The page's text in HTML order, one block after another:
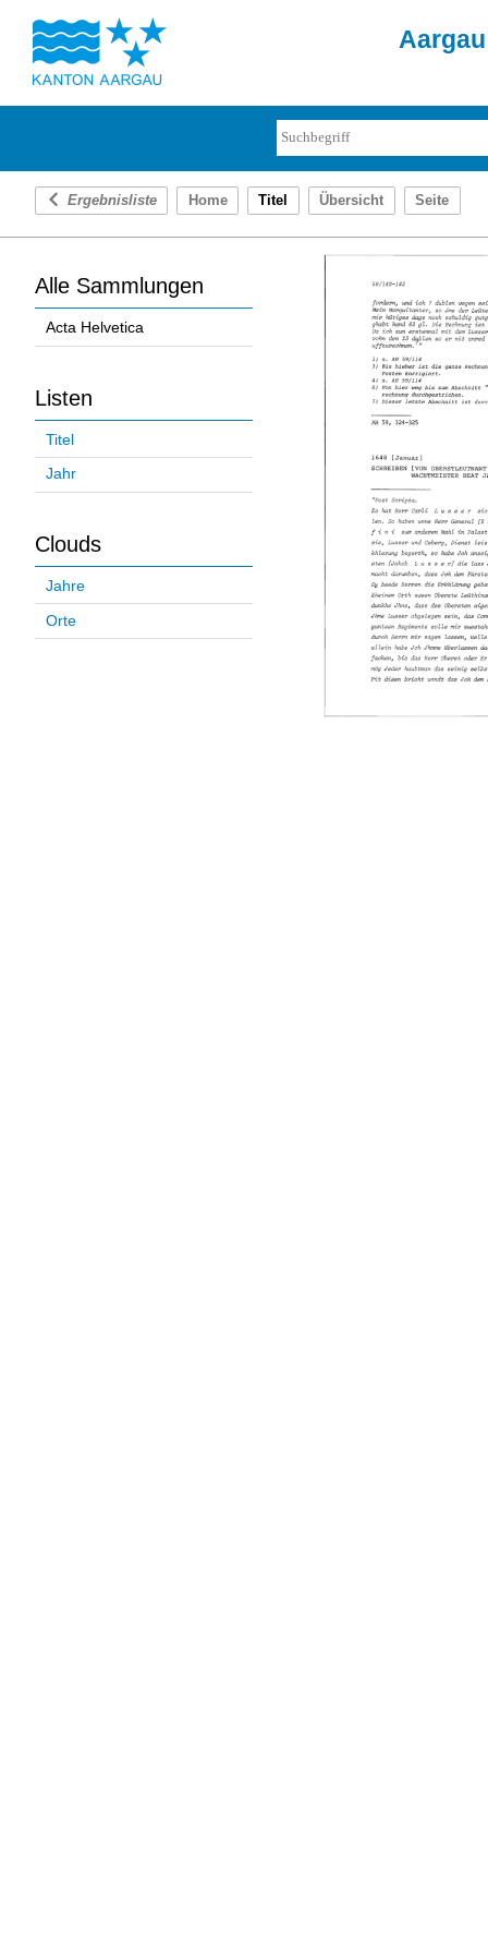
Ergebnisliste Home Titel Übersicht Seite
Alle Sammlungen
Acta Helvetica
Listen
Titel
Jahr
Clouds
Jahre
Orte